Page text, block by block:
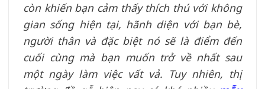
còn khiến bạn cảm thấy thích thú với không
gian sống hiện tại, hãnh diện với bạn bè,
người thân và đặc biệt nó sẽ là điểm đến
cuối cùng mà bạn muốn trở về nhất sau
một ngày làm việc vất vả. Tuy nhiên, thị